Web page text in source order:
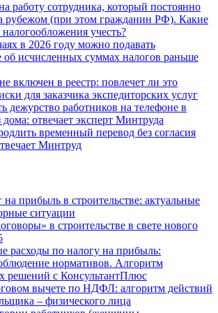
работу сотрудника, который постоянно
рубежом (при этом гражданин РФ). Какие
учесть?
в 2026 году можно подавать
об исчисленных суммах налогов раньше
включен в реестр: повлечет ли это
для заказчика экспедиторских услуг
дежурство работников на телефоне в
отвечает эксперт Минтруда
временный перевод без согласия
Минтруд
прибыль в строительстве: актуальные
ситуации
в строительстве в свете нового
расходы по налогу на прибыль:
нормативов. Алгоритм
решений с КонсультантПлюс
вычете по НДФЛ: алгоритм действий
– физического лица